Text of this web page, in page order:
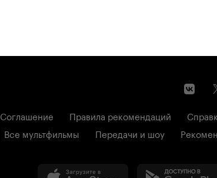
Соглашение Правила рекомендаций
Все мультфильмы
Передачи и шоу